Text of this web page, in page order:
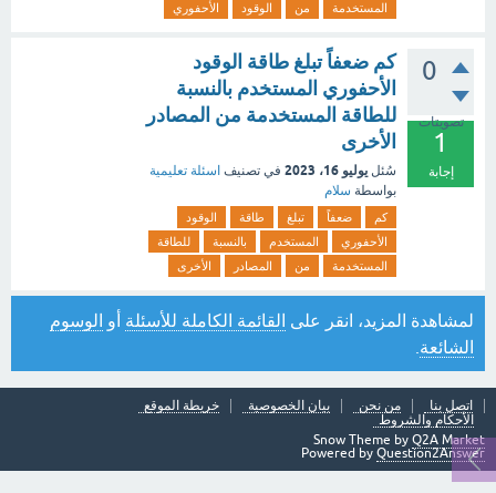
المستخدمة
من الوقود الأحفوري
0
تصويتات
1
إجابة
كم ضعفاً تبلغ طاقة الوقود
الأحفوري المستخدم بالنسبة
للطاقة المستخدمة من المصادر
الأخرى
سُئل يوليو 16، 2023 في تصنيف اسئلة تعليمية
بواسطة سلام
كم ضعفاً تبلغ طاقة
الوقود
الأحفوري
المستخدم بالنسبة
للطاقة
المستخدمة
من المصادر الأخرى
لمشاهدة المزيد، انقر على القائمة الكاملة للأسئلة أو الوسوم
الشائعة
اتصل بنا من نحن بيان الخصوصية
خريطة الموقع
الأحكام والشروط
Snow Theme by Q2A Market
Powered by Question2Answer